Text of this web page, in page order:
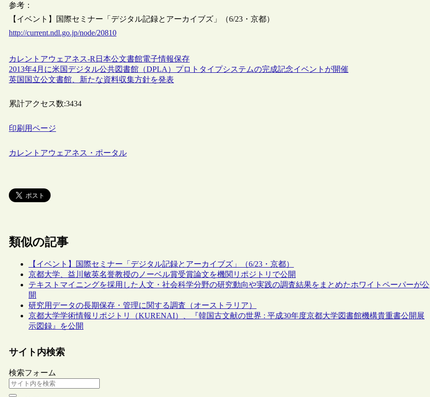
参考：
【イベント】国際セミナー「デジタル記録とアーカイブズ」（6/23・京都）
http://current.ndl.go.jp/node/20810
カレントアウェアネス-R 日本公文書館電子情報保存
2013年4月に米国デジタル公共図書館（DPLA）プロトタイプシステムの完成記念イベントが開催
英国国立公文書館、新たな資料収集方針を発表
累計アクセス数:3434
印刷用ページ
カレントアウェアネス・ポータル
類似の記事
【イベント】国際セミナー「デジタル記録とアーカイブズ」（6/23・京都）
京都大学、益川敏英名誉教授のノーベル賞受賞論文を機関リポジトリで公開
テキストマイニングを採用した人文・社会科学分野の研究動向や実践の調査結果をまとめたホワイトペーパーが公
開
研究用データの長期保存・管理に関する調査（オーストラリア）
京都大学学術情報リポジトリ（KURENAI）、『韓国古文献の世界 : 平成30年度京都大学図書館機構貴重書公開展
示図録』を公開
サイト内検索
検索フォーム